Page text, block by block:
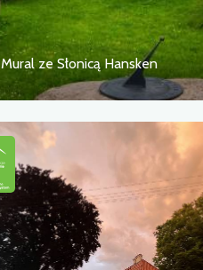
Mural ze Słonicą Hansken